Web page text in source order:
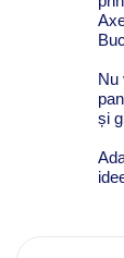
Nu
și